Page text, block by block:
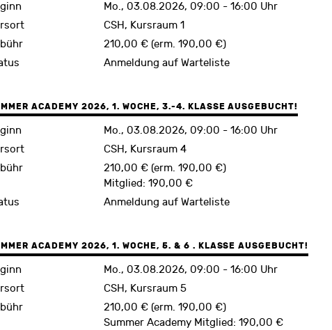
Mo., 03.08.2026, 09:00 - 16:00 Uhr
CSH, Kursraum 1
210,00 € (erm. 190,00 €)
Anmeldung auf Warteliste
ACADEMY 2026, 1. WOCHE, 3.-4. KLASSE AUSGEBUCHT!
Mo., 03.08.2026, 09:00 - 16:00 Uhr
CSH, Kursraum 4
210,00 € (erm. 190,00 €)
Mitglied: 190,00 €
Anmeldung auf Warteliste
ACADEMY 2026, 1. WOCHE, 5. & 6 . KLASSE AUSGEBUCHT!
Mo., 03.08.2026, 09:00 - 16:00 Uhr
CSH, Kursraum 5
210,00 € (erm. 190,00 €)
Summer Academy Mitglied: 190,00 €